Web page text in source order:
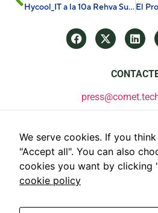
Hycool_IT a la 10a Rehva Summit
We serve cookies. If you
"Accept all". You can also
cookies you want by clicking
cookie policy